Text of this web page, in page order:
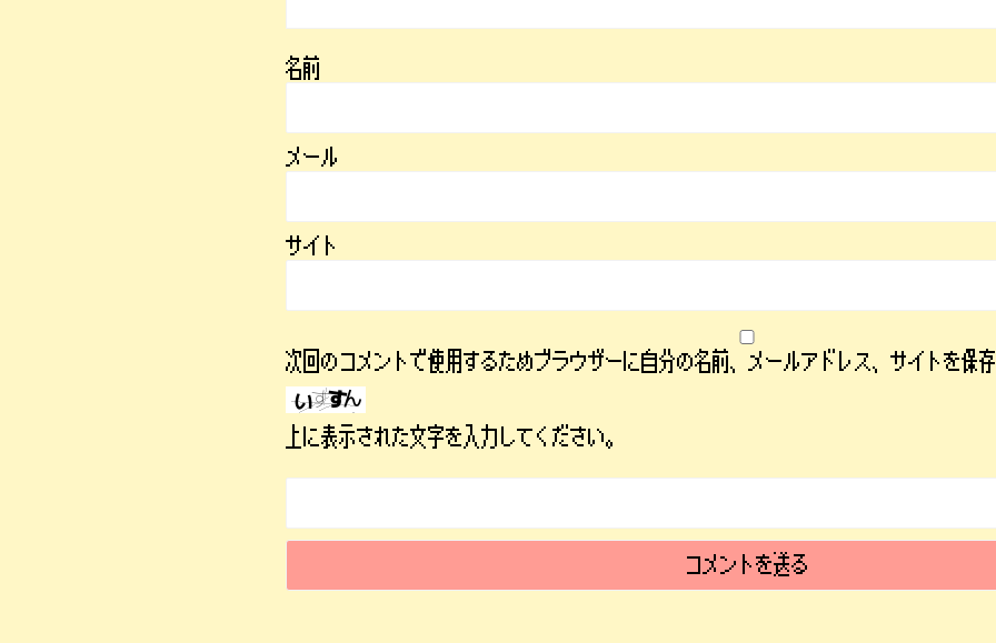
名前
メール
サイト
次回のコメントで使用するためブラウザーに自分の名前、メールアドレス、サイトを保
上に表示された文字を入力してください。